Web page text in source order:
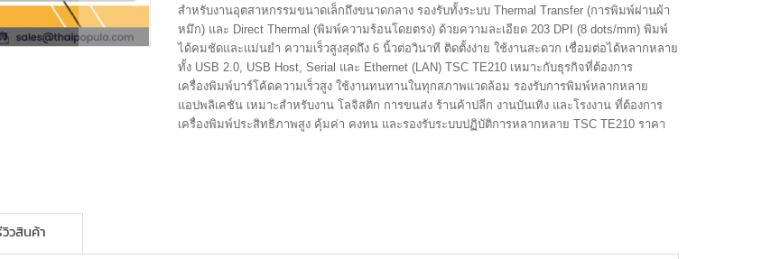
สำหรับงานอุตสาหกรรมขนาดเล็กถึงขนาดกลาง รองรับทั้งระบบ Thermal Transfer (การพิมพ์ผ่านผ้า
หมึก) และ Direct Thermal (พิมพ์ความร้อนโดยตรง) ด้วยความละเอียด 203 DPI (8 dots/mm) พิมพ์
ได้คมชัดและแม่นยำ ความเร็วสูงสุดถึง 6 นิ้วต่อวินาที ติดตั้งง่าย ใช้งานสะดวก เชื่อมต่อได้หลากหลาย
ทั้ง USB 2.0, USB Host, Serial และ Ethernet (LAN) TSC TE210 เหมาะกับธุรกิจที่ต้องการ
เครื่องพิมพ์บาร์โค้ดความเร็วสูง ใช้งานทนทานในทุกสภาพแวดล้อม รองรับการพิมพ์หลากหลาย
แอปพลิเคชัน เหมาะสำหรับงาน โลจิสติก การขนส่ง ร้านค้าปลีก งานบันเทิง และโรงงาน ที่ต้องการ
เครื่องพิมพ์ประสิทธิภาพสูง คุ้มค่า คงทน และรองรับระบบปฏิบัติการหลากหลาย TSC TE210 ราคา
วสินค้า